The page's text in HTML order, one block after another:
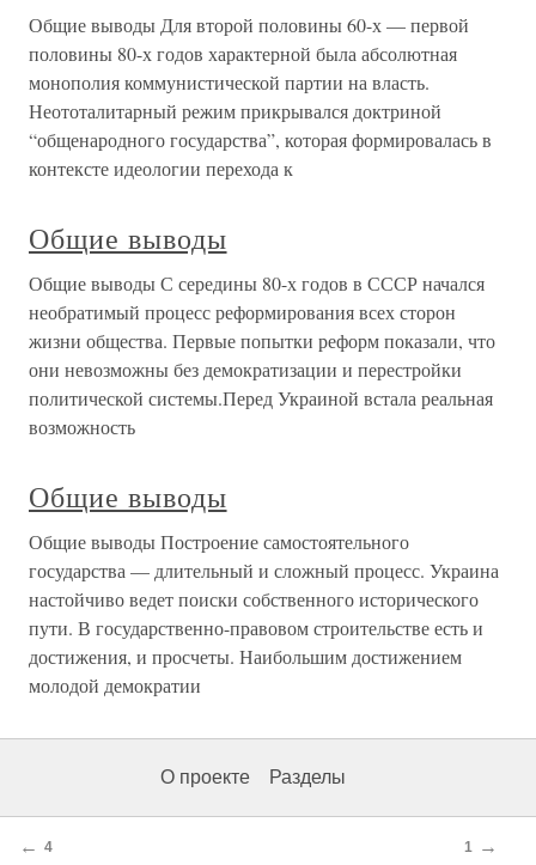
Общие выводы Для второй половины 60-х — первой
половины 80-х годов характерной была абсолютная
монополия коммунистической партии на власть.
Неототалитарный режим прикрывался доктриной
“общенародного государства”, которая формировалась в
контексте идеологии перехода к
Общие выводы
Общие выводы С середины 80-х годов в СССР начался
необратимый процесс реформирования всех сторон
жизни общества. Первые попытки реформ показали, что
они невозможны без демократизации и перестройки
политической системы.Перед Украиной встала реальная
возможность
Общие выводы
Общие выводы Построение самостоятельного
государства — длительный и сложный процесс. Украина
настойчиво ведет поиски собственного исторического
пути. В государственно-правовом строительстве есть и
достижения, и просчеты. Наибольшим достижением
молодой демократии
О проекте Разделы
← 4 1 →